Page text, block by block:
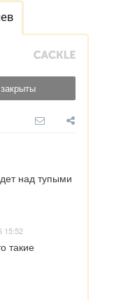
над тупыми
15:52
такие